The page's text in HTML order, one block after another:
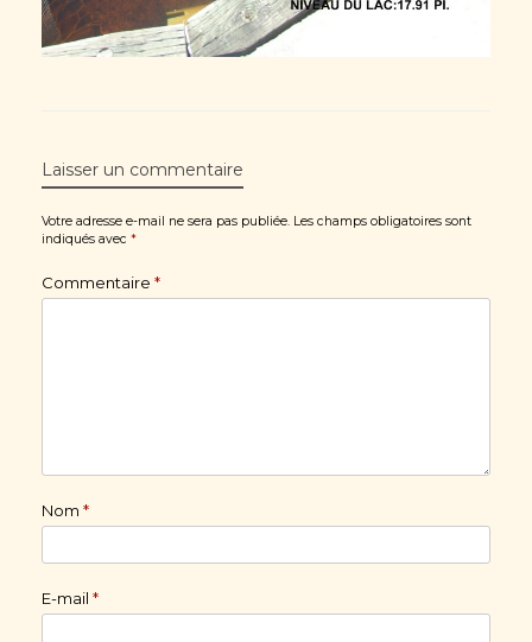
Laisser un commentaire
Votre adresse e-mail ne sera pas publiée. Les champs obligatoires sont
indiqués avec *
Commentaire *
Nom *
E-mail *